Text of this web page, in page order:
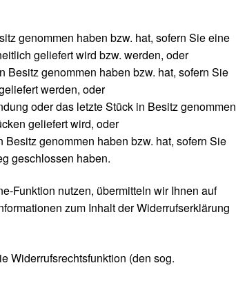
genommen haben bzw. hat, sofern Sie eine
geliefert wird bzw. werden, oder
Besitz genommen haben bzw. hat, sofern Sie
werden, oder
oder das letzte Stück in Besitz genommen
geliefert wird, oder
genommen haben bzw. hat, sofern Sie
geschlossen haben.
Funktion nutzen, übermitteln wir Ihnen auf
zum Inhalt der Widerrufserklärung
Widerrufsrechtsfunktion (den sog.